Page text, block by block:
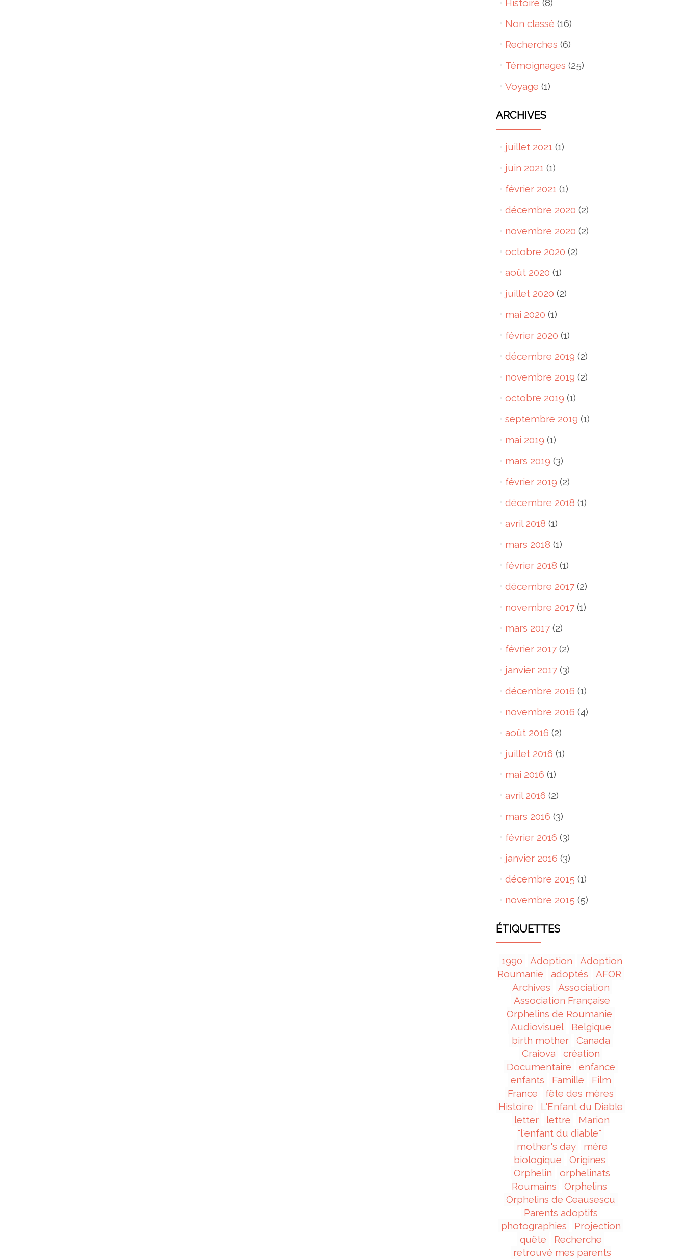
Histoire (8)
Non classé (16)
Recherches (6)
Témoignages (25)
Voyage (1)
ARCHIVES
juillet 2021 (1)
juin 2021 (1)
février 2021 (1)
décembre 2020 (2)
novembre 2020 (2)
octobre 2020 (2)
août 2020 (1)
juillet 2020 (2)
mai 2020 (1)
février 2020 (1)
décembre 2019 (2)
novembre 2019 (2)
octobre 2019 (1)
septembre 2019 (1)
mai 2019 (1)
mars 2019 (3)
février 2019 (2)
décembre 2018 (1)
avril 2018 (1)
mars 2018 (1)
février 2018 (1)
décembre 2017(2)
novembre 2017(1)
mars 2017(2)
février 2017(2)
janvier 2017(3)
décembre 2016 (1)
novembre 2016 (4)
août 2016 (2)
juillet 2016 (1)
mai 2016 (1)
avril 2016 (2)
mars 2016 (3)
février 2016 (3)
janvier 2016 (3)
décembre 2015 (1)
novembre 2015 (5)
ÉTIQUETTES
1990 Adoption
Adoption
Roumanie
adoptés
AFOR
Archives
Association
Association Française
Orphelins de Roumanie
Audiovisuel
Belgique
birth mother
Canada
Craiova
création
Documentaire
enfance
enfants
Famille
Film
France
fête des mères
Histoire
L'Enfant du Diable
letter
lettre
Marion
"l'enfant du diable"
mother's day
mère
biologique
Origines
Orphelin
orphelinats
Roumains
Orphelins
Orphelins de Ceausescu
Parents adoptifs
photographies
Projection
quête
Recherche
retrouvé mes parents